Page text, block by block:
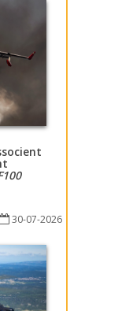
30-07-2026